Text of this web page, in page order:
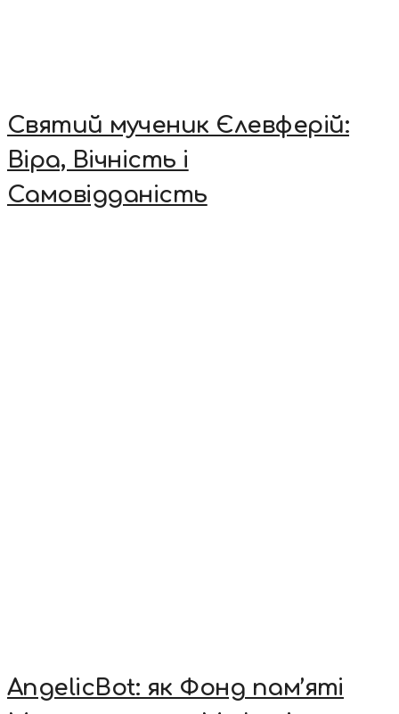
Святий мученик Єлевферій:
Віра, Вічність і
Самовідданість
AngelicBot: як Фонд пам’яті